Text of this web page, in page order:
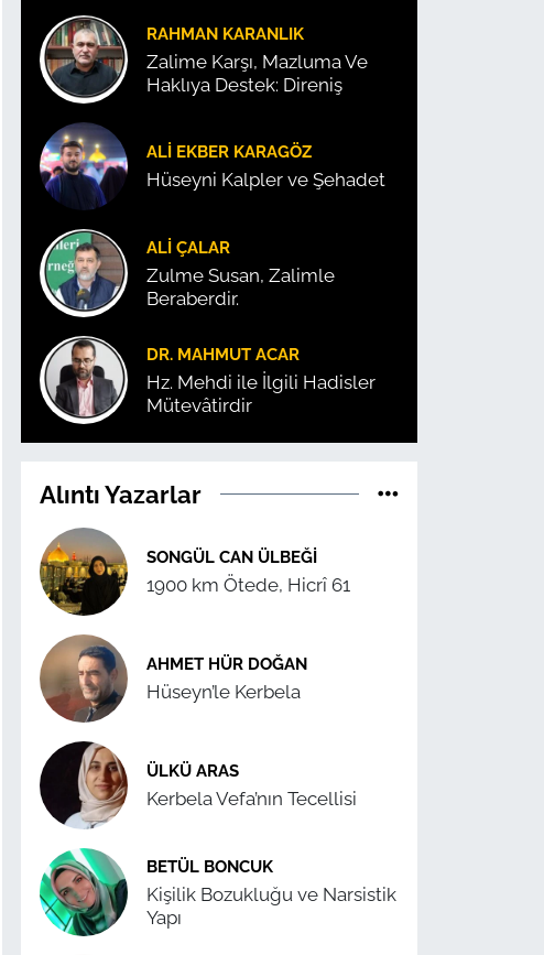
RAHMAN KARANLIK
Zalime Karşı, Mazluma Ve
Haklıya Destek: Direniş
ALI EKBER KARAGÖZ
Hüseyni Kalpler ve Şehadet
ALI ÇALAR
Zulme Susan, Zalimle
Beraberdir.
DR. MAHMUT ACAR
Hz. Mehdi ile İlgili Hadisler
Mütevâtirdir
Alıntı Yazarlar
SONGÜL CAN ÜLBEĞI
1900 km Ötede, Hicrî 61
AHMET HÜR DOĞAN
Hüseyn’le Kerbela
ÜLKÜ ARAS
Kerbela Vefa’nın Tecellisi
BETÜL BONCUK
Kişilik Bozukluğu ve Narsistik
Yapı